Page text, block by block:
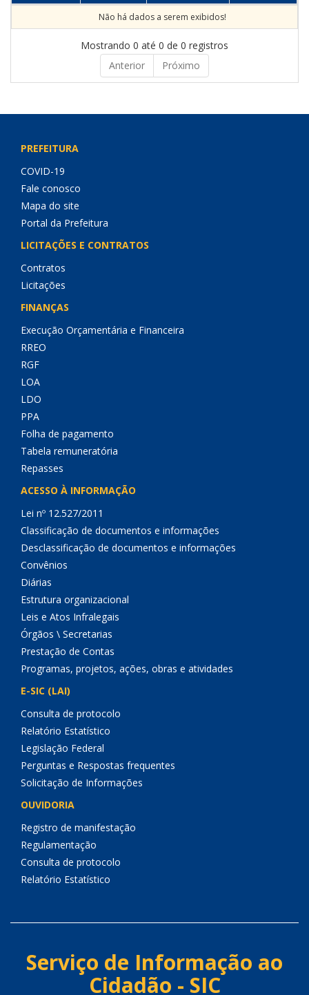
Não há dados a serem exibidos!
Mostrando 0 até 0 de 0 registros
Anterior
Próximo
PREFEITURA
COVID-19
Fale conosco
Mapa do site
Portal da Prefeitura
LICITAÇÕES E CONTRATOS
Contratos
Licitações
FINANÇAS
Execução Orçamentária e Financeira
RREO
RGF
LOA
LDO
PPA
Folha de pagamento
Tabela remuneratória
Repasses
ACESSO À INFORMAÇÃO
Lei nº 12.527/2011
Classificação de documentos e informações
Desclassificação de documentos e informações
Convênios
Diárias
Estrutura organizacional
Leis e Atos Infralegais
Órgãos \ Secretarias
Prestação de Contas
Programas, projetos, ações, obras e atividades
E-SIC (LAI)
Consulta de protocolo
Relatório Estatístico
Legislação Federal
Perguntas e Respostas frequentes
Solicitação de Informações
OUVIDORIA
Registro de manifestação
Regulamentação
Consulta de protocolo
Relatório Estatístico
Serviço de Informação ao
Cidadão - SIC